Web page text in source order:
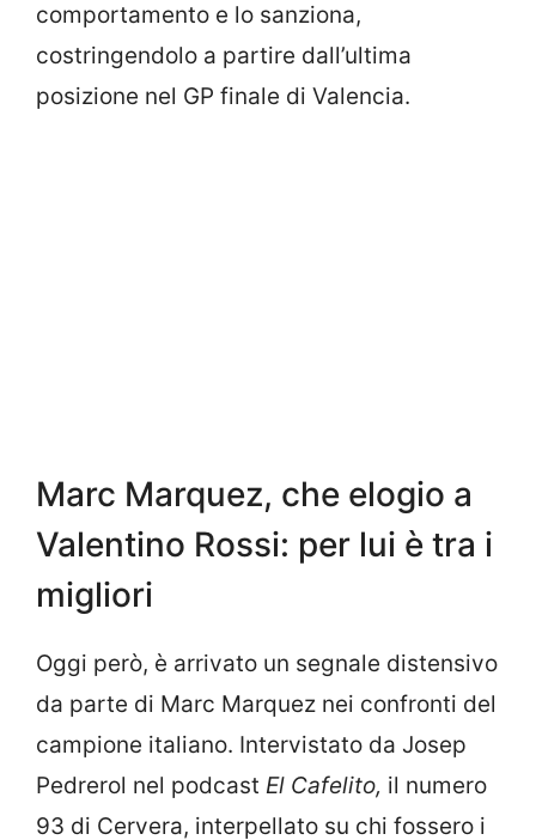
comportamento e lo sanziona,
costringendolo a partire dall’ultima
posizione nel GP finale di Valencia.
Marc Marquez, che elogio a
Valentino Rossi: per lui è tra i
migliori
Oggi però, è arrivato un segnale distensivo
da parte di Marc Marquez nei confronti del
campione italiano. Intervistato da Josep
Pedrerol nel podcast El Cafelito, il numero
93 di Cervera, interpellato su chi fossero i